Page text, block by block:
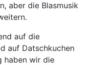
aber die Blasmusik
auf die
auf Datschkuchen
haben wir die